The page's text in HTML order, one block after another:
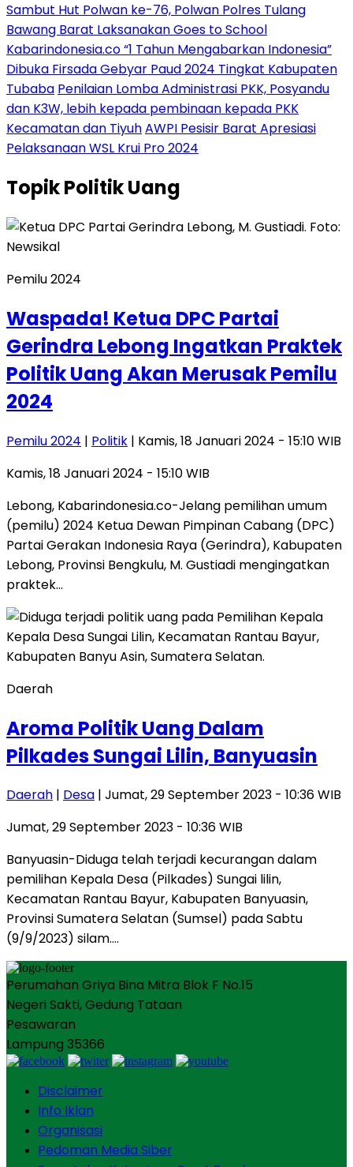
Sambut Hut Polwan ke-76, Polwan Polres Tulang
Bawang Barat Laksanakan Goes to School
Kabarindonesia.co “1 Tahun Mengabarkan Indonesia”
Dibuka Firsada Gebyar Paud 2024 Tingkat Kabupaten
Tubaba Penilaian Lomba Administrasi PKK, Posyandu
dan K3W, lebih kepada pembinaan kepada PKK
Kecamatan dan TiyuhAWPI Pesisir Barat Apresiasi
Pelaksanaan WSL Krui Pro 2024
TopikPolitik Uang
Pemilu 2024
Waspada! Ketua DPC Partai
Gerindra Lebong Ingatkan Praktek
Politik Uang Akan Merusak Pemilu
2024
Pemilu 2024 | Politik | Kamis, 18 Januari 2024 - 15:10 WIB
Kamis, 18 Januari 2024 - 15:10 WIB
Lebong, Kabarindonesia.co-Jelang pemilihan umum
(pemilu) 2024 Ketua Dewan Pimpinan Cabang (DPC)
Partai Gerakan Indonesia Raya (Gerindra), Kabupaten
Lebong, Provinsi Bengkulu, M. Gustiadi mengingatkan
praktek…
Daerah
Aroma Politik Uang Dalam
Pilkades Sungai Lilin, Banyuasin
Daerah | Desa | Jumat, 29 September 2023 - 10:36 WIB
Jumat, 29 September 2023 - 10:36 WIB
Banyuasin-Diduga telah terjadi kecurangan dalam
pemilihan Kepala Desa (Pilkades) Sungai lilin,
Kecamatan Rantau Bayur, Kabupaten Banyuasin,
Provinsi Sumatera Selatan (Sumsel) pada Sabtu
(9/9/2023) silam….
Perumahan Griya Bina Mitra Blok F No.15
Negeri Sakti, Gedung Tataan
Pesawaran
Lampung 35366
Disclaimer
Info Iklan
Organisasi
Pedoman Media Siber